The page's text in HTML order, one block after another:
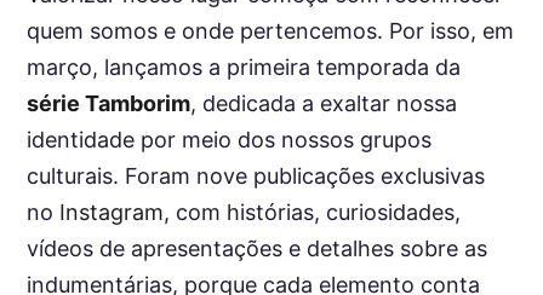
quem somos e onde pertencemos. Por isso, em
março, lançamos a primeira temporada da
série Tamborim, dedicada a exaltar nossa
identidade por meio dos nossos grupos
culturais. Foram nove publicações exclusivas
no Instagram, com histórias, curiosidades,
vídeos de apresentações e detalhes sobre as
indumentárias, porque cada elemento conta